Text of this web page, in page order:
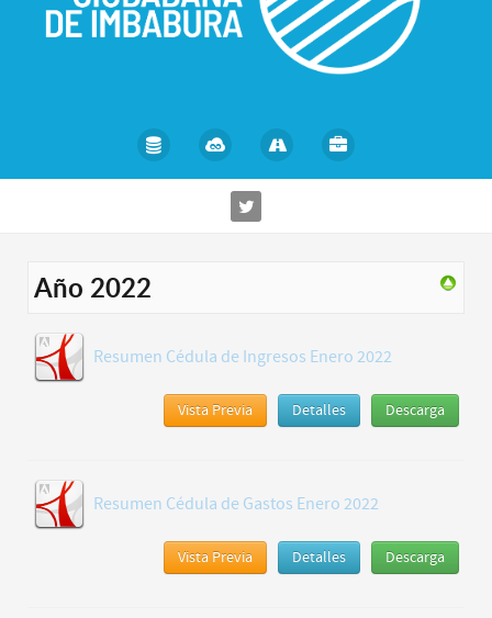
Año 2022
Resumen Cédula de Ingresos Enero 2022
Descarga
Detalles
Vista Previa
Resumen Cédula de Gastos Enero 2022
Descarga
Detalles
Vista Previa